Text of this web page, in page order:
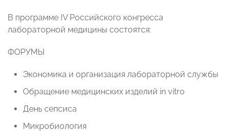
В программе IV Российского конгресса
лабораторной медицины состоятся:
ФОРУМЫ
Экономика и организация лабораторной службы
Обращение медицинских изделий in vitro
День сепсиса
Микробиология